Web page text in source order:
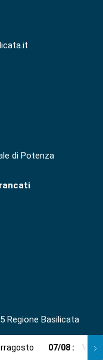
di Potenza
Regione Basilicata
07/08 : Via